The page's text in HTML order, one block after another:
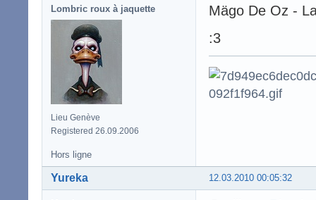
Lombric roux à jaquette
Lieu Genève
Registered 26.09.2006
Mägo De Oz -
:3
Hors ligne
12.03.2010 00:05:32
Yureka